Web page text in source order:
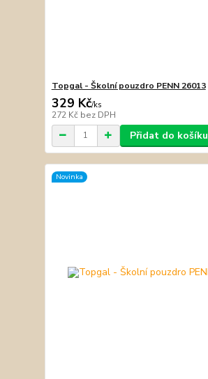
Topgal - Školní pouzdro PENN 26013
329 Kč/ks
272 Kč bez DPH
Přidat do košíku
Novinka